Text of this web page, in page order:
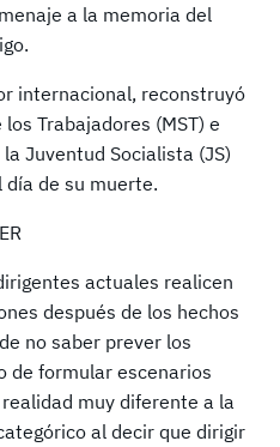
a la memoria del
internacional, reconstruyó
Trabajadores (MST) e
Juventud Socialista (JS)
de su muerte.
actuales realicen
después de los hechos
no saber prever los
de formular escenarios
muy diferente a la
al decir que dirigir